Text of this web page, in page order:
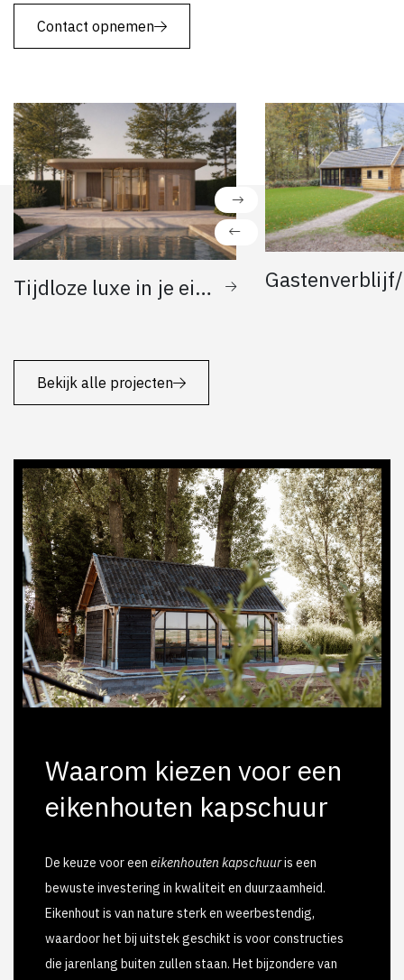
Contact opnemen
Tijdloze luxe in je eigen tuin
Bekijk alle projecten
Waarom kiezen voor een
eikenhouten kapschuur
De keuze voor een eikenhouten kapschuuris een
bewuste investering in kwaliteit en duurzaamheid.
Eikenhout is van nature sterk en weerbestendig,
waardoor het bij uitstek geschikt is voor constructies
die jarenlang buiten zullen staan. Het bijzondere van